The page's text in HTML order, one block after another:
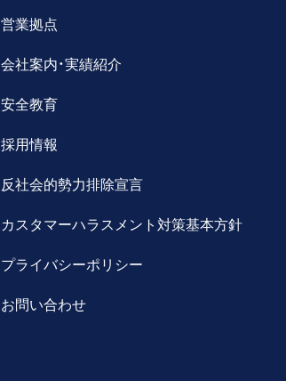
営業拠点
会社案内・実績紹介
安全教育
採用情報
反社会的勢力排除宣言
カスタマーハラスメント対策基本方針
プライバシーポリシー
お問い合わせ